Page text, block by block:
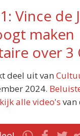
Vince de
maken
over 3
deel uit van
2024.
alle video's van